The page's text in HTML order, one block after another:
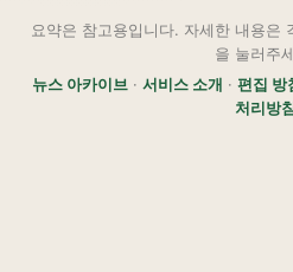
요약은 참고용입니다. 자세한 내용은
을 눌러주
뉴스 아카이브 · 서비스 소개 · 편집 방
처리방